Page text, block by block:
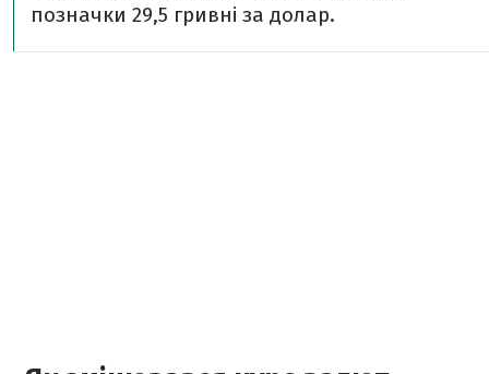
позначки 29,5 гривні за долар.